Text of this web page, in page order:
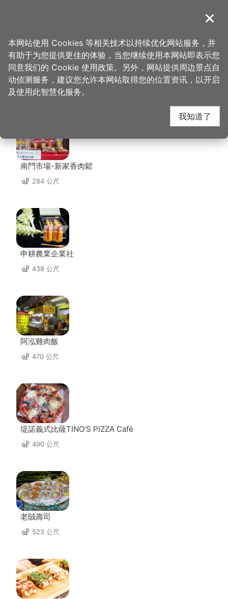
導覽
首页 > 想去的地方 > 美食、购物 > 美香饮食
美香饮食 周边店家
南門市場-新家香肉鬆
284 公尺
申耕農業企業社
438 公尺
阿泓雞肉飯
470 公尺
堤諾義式比薩TINO’S PIZZA Café
490 公尺
老賊壽司
523 公尺
关闭
本网站使用 Cookies 等相关技术以持续优化网站服务，并
有助于为您提供更佳的体验，当您继续使用本网站即表示您
同意我们的 Cookie 使用政策。另外，网站提供周边景点自
动侦测服务，建议您允许本网站取得您的位置资讯，以开启
及使用此智慧化服务。
我知道了